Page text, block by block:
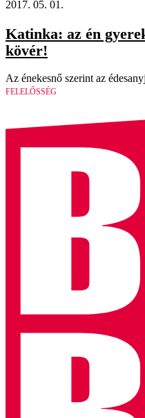
2017. 05. 01.
Katinka: az én
kövér!
Az énekesnő szerint az
FELELŐSSÉG